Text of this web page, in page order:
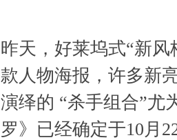
昨天，好莱坞式“新
款人物海报，许多新
演绎的 “杀手组合”尤
罗》已经确定于10月